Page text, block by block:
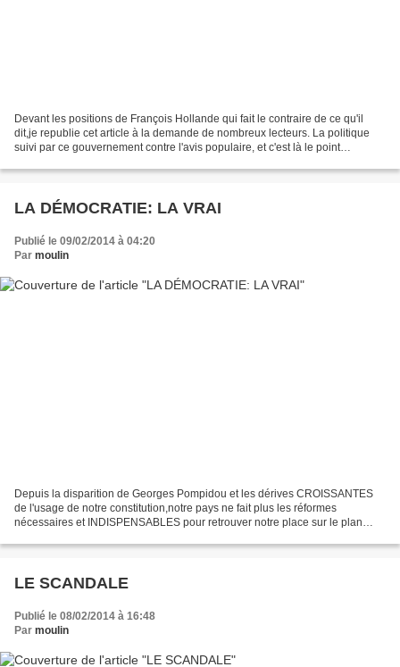
Devant les positions de François Hollande qui fait le contraire de ce qu'il
dit,je republie cet article à la demande de nombreux lecteurs. La politique
suivi par ce gouvernement contre l'avis populaire, et c'est là le point
LA DÉMOCRATIE: LA VRAI
Publié le 09/02/2014 à 04:20
Par moulin
Depuis la disparition de Georges Pompidou et les dérives CROISSANTES
de l'usage de notre constitution,notre pays ne fait plus les réformes
nécessaires et INDISPENSABLES pour retrouver notre place sur le plan
LE SCANDALE
Publié le 08/02/2014 à 16:48
Par moulin